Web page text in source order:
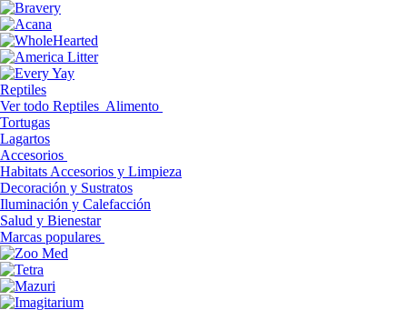
Reptiles
Ver todo Reptiles Alimento
Tortugas
Lagartos
Accesorios
Habitats Accesorios y Limpieza
Decoración y Sustratos
Iluminación y Calefacción
Salud y Bienestar
Marcas populares